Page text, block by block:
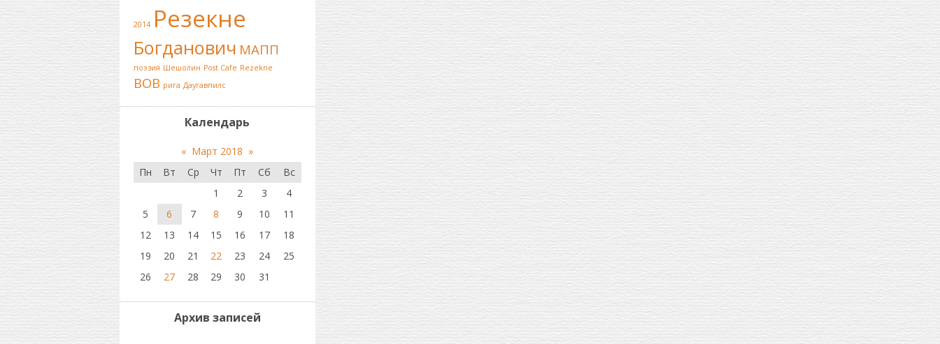
2014 Резекне
Богданович МАПП
поэзия Шешолин Post Cafe Rezekne
ВОВ рига Даугавпилс
Календарь
« Март 2018 »
Пн
Вт Ср Чт Пт Сб
Вс
1
2 3
4
5
6 7 8 9 10
11
12
13 14 15 16 17
18
19
20 21 22 23 24
25
26
27 28 29 30 31
Архив записей